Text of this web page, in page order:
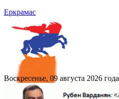
Еркрамас
Воскресенье, 09 августа 2026 года